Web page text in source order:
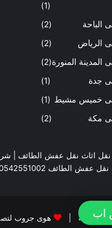
(1)
الباحة
(2)
الرياض
(2)
المنورة(2)
جدة
(1)
خميس مشيط (1)
مكة
(2)
نقل اثاث نقل عفش الطائف |
الطائف 0542551002
محفوظة | هوى جروب اب